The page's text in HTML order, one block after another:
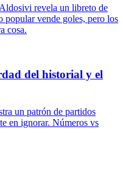
revela un libreto de
vende goles, pero los
cosa.
del historial y el
un patrón de partidos
en ignorar. Números vs